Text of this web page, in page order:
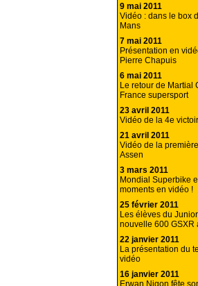
9 mai 2011
Vidéo : dans le box
Mans
7 mai 2011
Présentation en
Pierre Chapuis
6 mai 2011
Le retour de Martial
France supersport
23 avril 2011
Vidéo de la 4e
21 avril 2011
Vidéo de la
Assen
3 mars 2011
Mondial Superbike
moments en vidéo !
25 février 2011
Les élèves du
nouvelle 600 GSXR
22 janvier 2011
La présentation du
vidéo
16 janvier 2011
Erwan Nigon fête